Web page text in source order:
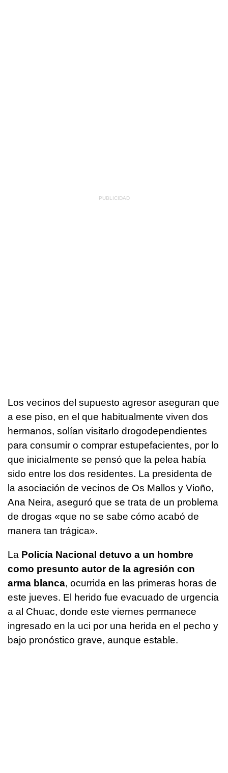
Los vecinos del supuesto agresor aseguran que
a ese piso, en el que habitualmente viven dos
hermanos, solían visitarlo drogodependientes
para consumir o comprar estupefacientes, por lo
que inicialmente se pensó que la pelea había
sido entre los dos residentes. La presidenta de
la asociación de vecinos de Os Mallos y Vioño,
Ana Neira, aseguró que se trata de un problema
de drogas «que no se sabe cómo acabó de
manera tan trágica».
La Policía Nacional detuvo a un hombre
como presunto autor de la agresión con
arma blanca, ocurrida en las primeras horas de
este jueves. El herido fue evacuado de urgencia
a al Chuac, donde este viernes permanece
ingresado en la uci por una herida en el pecho y
bajo pronóstico grave, aunque estable.